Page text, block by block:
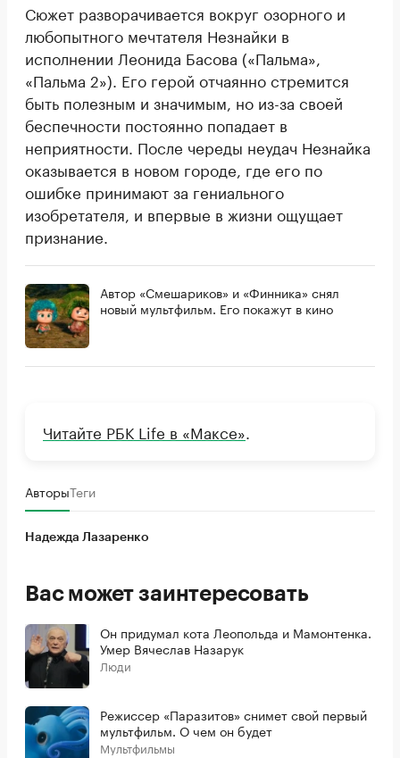
Сюжет разворачивается вокруг озорного и
любопытного мечтателя Незнайки в
исполнении Леонида Басова («Пальма»,
«Пальма 2»). Его герой отчаянно стремится
быть полезным и значимым, но из-за своей
беспечности постоянно попадает в
неприятности. После череды неудач Незнайка
оказывается в новом городе, где его по
ошибке принимают за гениального
изобретателя, и впервые в жизни ощущает
признание.
Автор «Смешариков» и «Финника» снял
новый мультфильм. Его покажут в кино
Читайте РБК Life в «Максе»
АвторыТеги
Надежда Лазаренко
Вас может заинтересовать
Он придумал кота Леопольда и Мамонтенка.
Умер Вячеслав Назарук
Люди
Режиссер «Паразитов» снимет свой первый
мультфильм. О чем он будет
Мультфильмы